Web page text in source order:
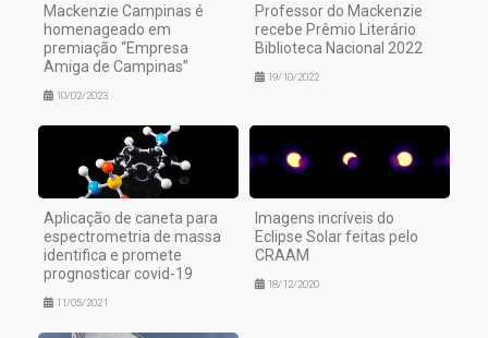
Mackenzie Campinas é
homenageado em
premiação “Empresa
Amiga de Campinas”
10/02/2023
Professor do Mackenzie
recebe Prêmio Literário
Biblioteca Nacional 2022
19/10/2022
Aplicação de caneta para
espectrometria de massa
identifica e promete
prognosticar covid-19
11/05/2021
Imagens incríveis do
Eclipse Solar feitas pelo
CRAAM
18/12/2020